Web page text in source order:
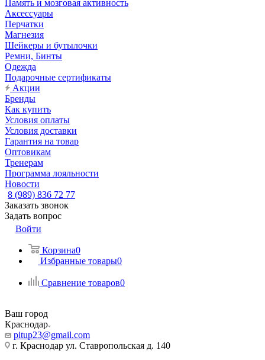
Память и мозговая активность
Аксессуары
Перчатки
Магнезия
Шейкеры и бутылочки
Ремни, Бинты
Одежда
Подарочные сертификаты
Акции
Бренды
Как купить
Условия оплаты
Условия доставки
Гарантия на товар
Оптовикам
Тренерам
Программа лояльности
Новости
8 (989) 836 72 77
Заказать звонок
Задать вопрос
Войти
Корзина0
Избранные товары0
Сравнение товаров0
Ваш город
Краснодар
pitup23@gmail.com
г. Краснодар ул. Ставропольская д. 140